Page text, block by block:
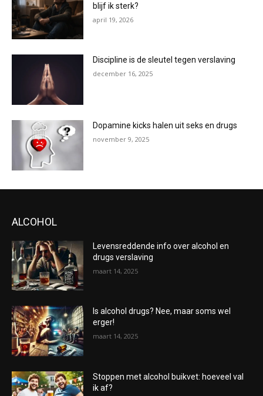
blijf ik sterk?
april 19, 2026
Discipline is de sleutel tegen verslaving
december 16, 2025
Dopamine kicks halen uit seks en drugs
november 9, 2025
ALCOHOL
Levensreddende info over alcohol en
drugs verslaving
maart 14, 2025
Is alcohol drugs? Nee, maar soms wel
erger!
maart 14, 2025
Stoppen met alcohol buikvet: hoeveel val
ik af?